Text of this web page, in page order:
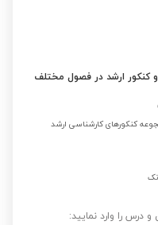
مجوعه کنکورهای کارشناسی ارشد
درس را وارد نمایید: